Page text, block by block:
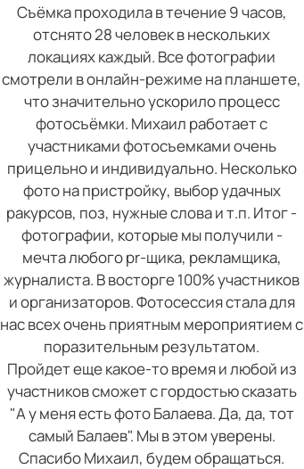
Съёмка проходила в течение 9 часов,
отснято 28 человек в нескольких
локациях каждый. Все фотографии
смотрели в онлайн-режиме на планшете,
что значительно ускорило процесс
фотосъёмки. Михаил работает с
участниками фотосъемками очень
прицельно и индивидуально. Несколько
фото на пристройку, выбор удачных
ракурсов, поз, нужные слова и т.п. Итог -
фотографии, которые мы получили -
мечта любого pr-щика, рекламщика,
журналиста. В восторге 100% участников
и организаторов. Фотосессия стала для
нас всех очень приятным мероприятием с
поразительным результатом.
Пройдет еще какое-то время и любой из
участников сможет с гордостью сказать
"А у меня есть фото Балаева. Да, да, тот
самый Балаев". Мы в этом уверены.
Спасибо Михаил, будем обращаться.